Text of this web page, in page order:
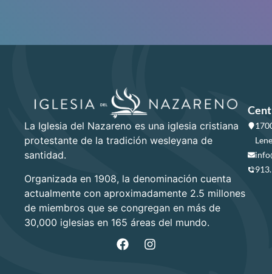
La Iglesia del Nazareno es una iglesia cristiana
protestante de la tradición wesleyana de
santidad.
Organizada en 1908, la denominación cuenta
actualmente con aproximadamente 2.5 millones
de miembros que se congregan en más de
30,000 iglesias en 165 áreas del mundo.